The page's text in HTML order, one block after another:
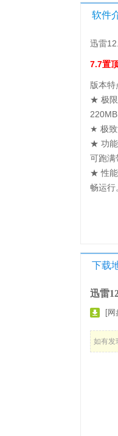
软件
迅雷
7.7置
版本特
★ 极限
★ 极致
★ 功能
可跑满
★ 性能
畅运行
下载
迅雷
[网
如有发